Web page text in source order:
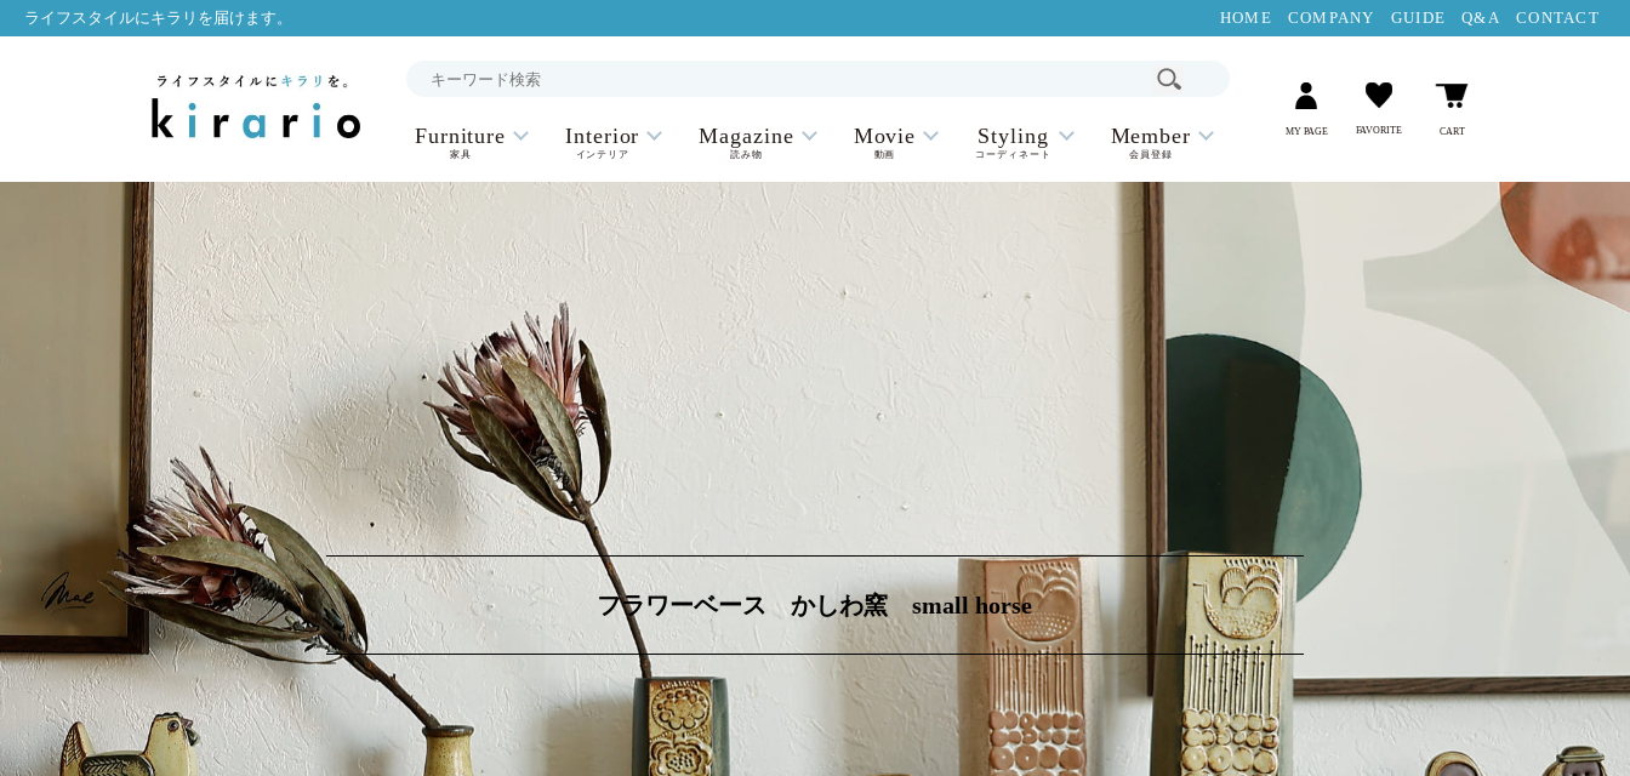
ライフスタイルにキラリを届けます。 HOME COMPANY GUIDE Q&A CONTACT
Furniture
家具
Interior
インテリア
Magazine
読み物
Movie
動画
Styling
コーディネート
Member
会員登録
MY PAGE FAVORITE CART